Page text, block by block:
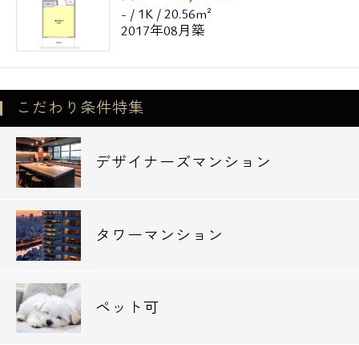
- / 1K / 20.56m²
2017年08月築
こだわり条件特集
デザイナーズマンション
タワーマンション
ペット可